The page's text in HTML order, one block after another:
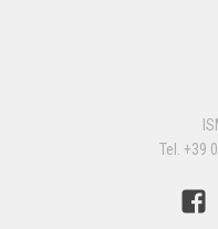
Tel. +39